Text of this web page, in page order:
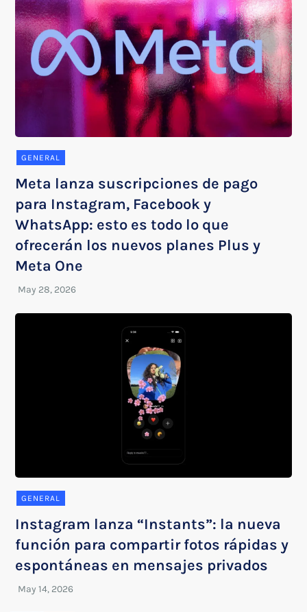
GENERAL
Meta lanza suscripciones de pago
para Instagram, Facebook y
WhatsApp: esto es todo lo que
ofrecerán los nuevos planes Plus y
Meta One
GENERAL
Instagram lanza “Instants”: la nueva
función para compartir fotos rápidas y
espontáneas en mensajes privados